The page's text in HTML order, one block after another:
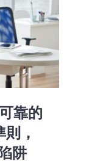
靠的
，
阱